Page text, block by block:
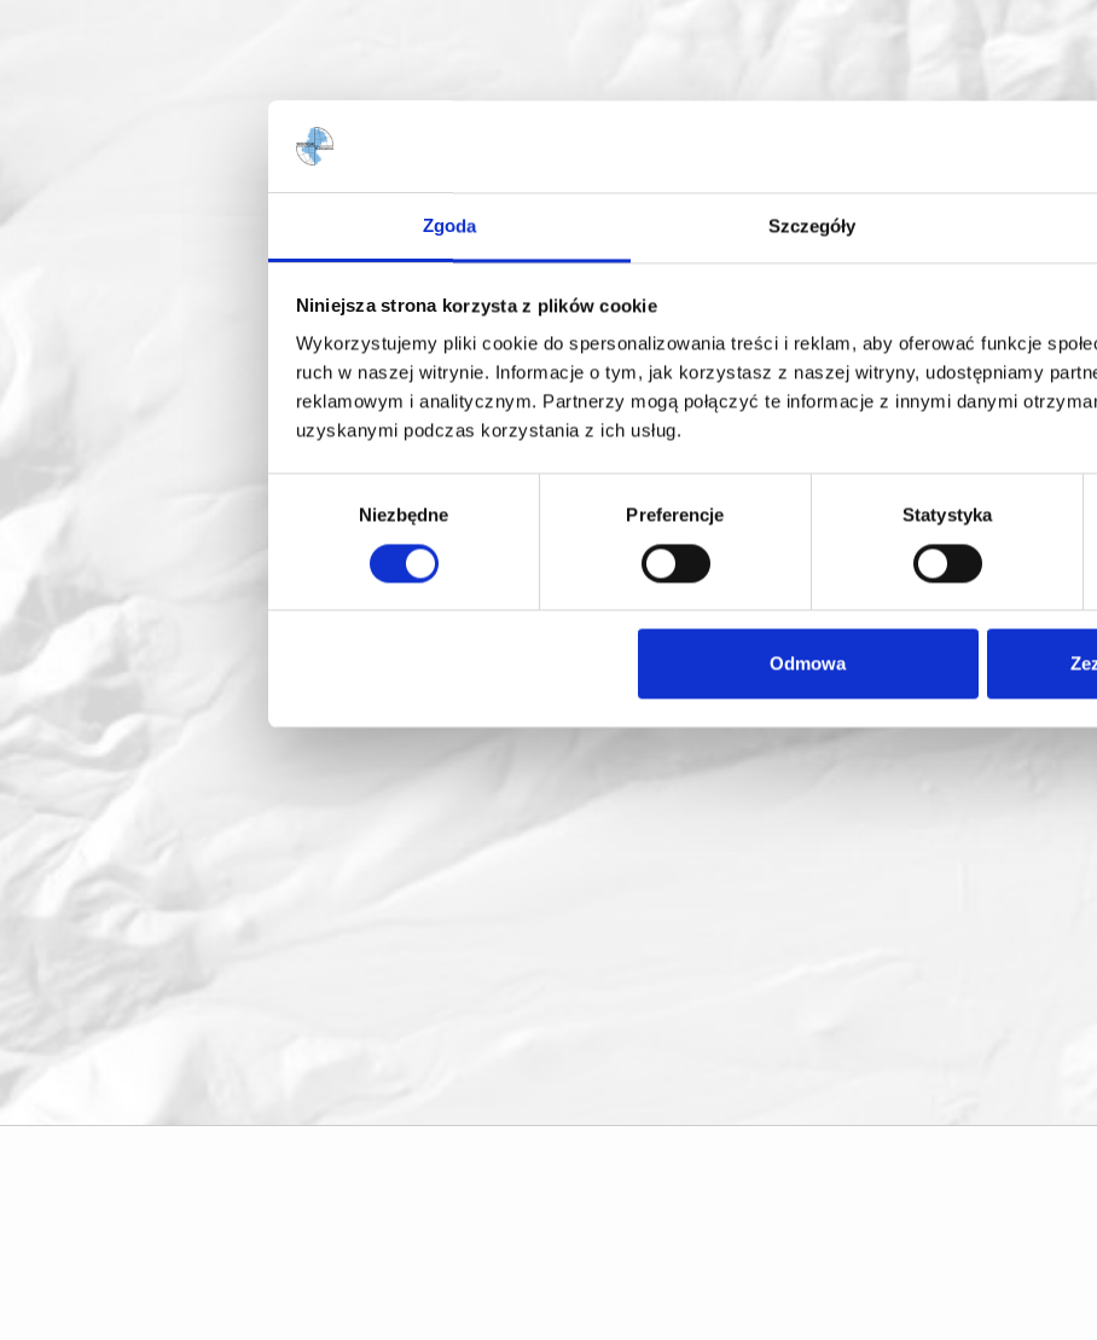
Zgoda Szczegóły
Niniejsza strona korzysta z plików cookie
Wykorzystujemy pliki cookie do spersonalizowania treści i reklam, aby oferować funkcje
ruch w naszej witrynie. Informacje o tym, jak korzystasz z naszej witryny, udostępniamy
reklamowym i analitycznym. Partnerzy mogą połączyć te informacje z innymi danymi
uzyskanymi podczas korzystania z ich usług.
Niezbędne Preferencje Statystyka
Odmowa